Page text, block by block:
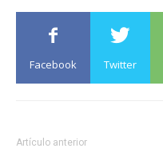
Facebook Twitter
Artículo anterior